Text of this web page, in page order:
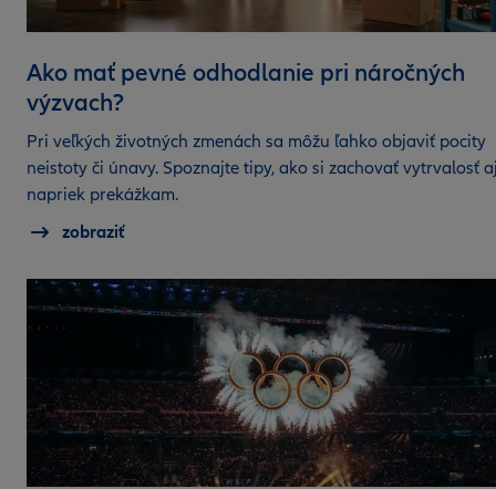
Ako mať pevné odhodlanie pri náročných
výzvach?
Pri veľkých životných zmenách sa môžu ľahko objaviť pocity
neistoty či únavy. Spoznajte tipy, ako si zachovať vytrvalosť
napriek prekážkam.
zobraziť